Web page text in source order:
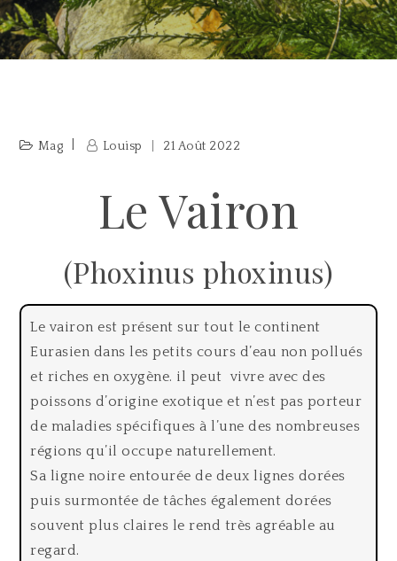
Mag Louisp 21 Août 2022
Le Vairon
(Phoxinus phoxinus)
Le vairon est présent sur tout le continent
Eurasien dans les petits cours d’eau non pollués
et riches en oxygène. il peut vivre avec des
poissons d’origine exotique et n’est pas porteur
de maladies spécifiques à l’une des nombreuses
régions qu’il occupe naturellement.
Sa ligne noire entourée de deux lignes dorées
puis surmontée de tâches également dorées
souvent plus claires le rend très agréable au
regard.